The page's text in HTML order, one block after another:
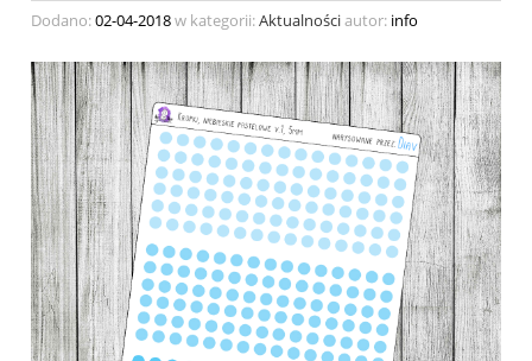
Dodano:02-04-2018w kategorii:Aktualnościautor: info